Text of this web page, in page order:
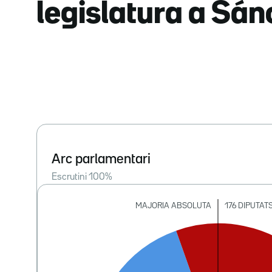
legislatura a
Arc parlamentari
Escrutini 100%